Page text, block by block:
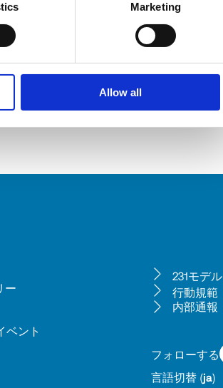
Marketing
Allow all
ー
ベント
231モデル
行動規範
内部通報
フォローする
言語切替 (ja)